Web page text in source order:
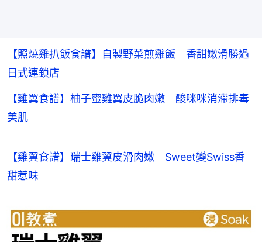
【照燒雞扒飯食譜】自製野菜煎雞飯 香甜嫩滑勝過
日式連鎖店
【雞翼食譜】柚子蜜雞翼皮脆肉嫩 酸咪咪消滯排毒
美肌
【雞翼食譜】瑞士雞翼皮滑肉嫩　Sweet變Swiss香
甜惹味